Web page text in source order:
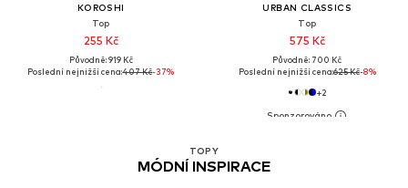
KOROSHI
Top
255 Kč
Původně: 919 Kč
Poslední nejnižší cena:407 Kč-37%
URBAN CLASSICS
Top
575 Kč
Původně: 700 Kč
Poslední nejnižší cena:625 Kč-8%
+2
TOPY
MÓDNÍ INSPIRACE